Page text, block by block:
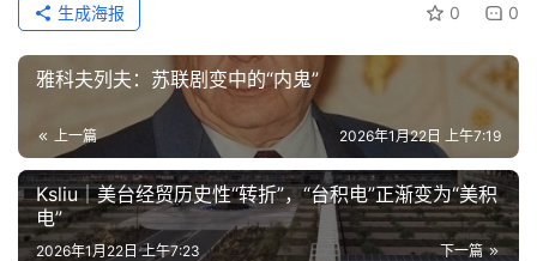
0 0
生成海报
雅科夫列夫：苏联剧变中的“内鬼”
上一篇 2026年1月22日 上午7:19
Ksliu｜美台经贸历史性“转折”，“台积电”正渐变为“美积
电”
下一篇
2026年1月22日 上午7:23